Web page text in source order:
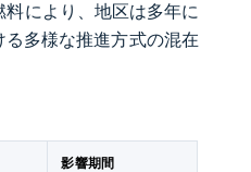
により、地区は多年に
多様な推進方式の混在
影響期間